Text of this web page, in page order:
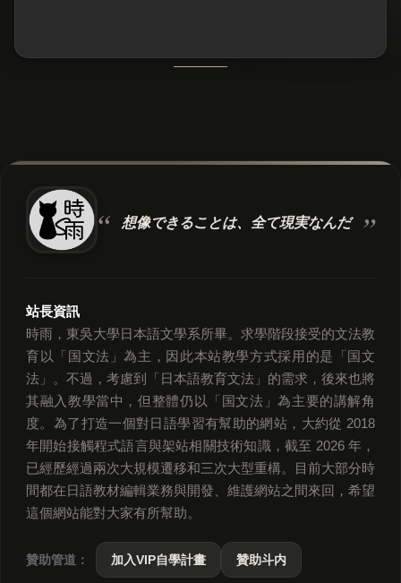
想像できることは、 全て現実なんだ
站長資訊
時雨，東吳大學日本語文學系所畢。求學階段接受的文法教
育以「国文法」為主，因此本站教學方式採用的是「国文
法」。不過，考慮到「日本語教育文法」的需求，後來也將
其融入教學當中，但整體仍以「国文法」為主要的講解角
度。為了打造一個對日語學習有幫助的網站，大約從 2018
年開始接觸程式語言與架站相關技術知識，截至 2026 年，
已經歷經過兩次大規模遷移和三次大型重構。目前大部分時
間都在日語教材編輯業務與開發、維護網站之間來回，希望
這個網站能對大家有所幫助。
贊助管道： 加入VIP自學計畫 贊助斗内